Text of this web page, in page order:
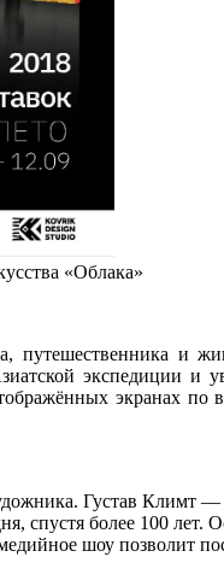
«Облака»
и
экспедиции
экранах по
Густав Климт
спустя более 100
шоу позволит